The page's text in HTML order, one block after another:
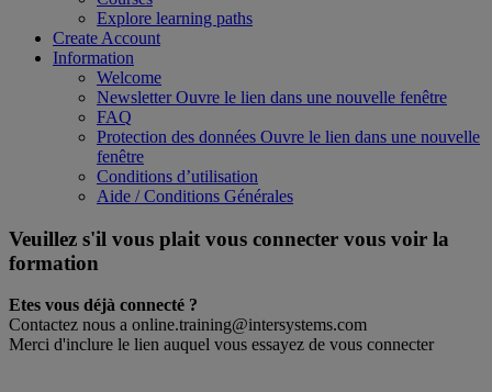
Explore learning paths
Create Account
Information
Welcome
NewsletterOuvre le lien dans une nouvelle fenêtre
FAQ
Protection des données Ouvre le lien dans une nouvelle
fenêtre
Conditions d’utilisation
Aide / Conditions Générales
Veuillez s'il vous plait vous connecter vous voir la
formation
Etes vous déjà connecté ?
Contactez nous a online.training@intersystems.com
Merci d'inclure le lien auquel vous essayez de vous connecter